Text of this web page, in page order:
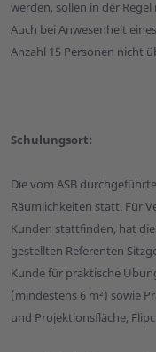
werden, sollen in der
Auch bei Anwesenheit
Anzahl 15 Personen nicht
Schulungsort:
Die vom ASB
Räumlichkeiten statt. Für
Kunden stattfinden, hat
gestellten Referenten
Kunde für praktische
(mindestens 6 m²) sowie
und Projektionsfläche,